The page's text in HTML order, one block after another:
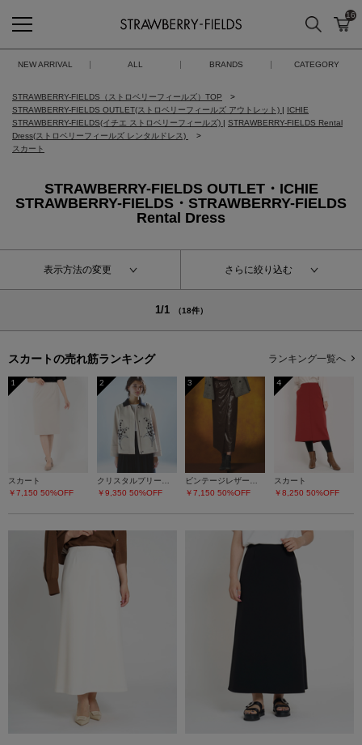
STRAWBERRY-FIELDS
検索 カ
16
NEW ARRIVAL ALL BRANDS CATEGORY
STRAWBERRY-FIELDS（ストロベリーフィールズ）TOP
STRAWBERRY-FIELDS OUTLET(ストロベリーフィールズ アウトレット) | ICHIE
STRAWBERRY-FIELDS(イチエ ストロベリーフィールズ) | STRAWBERRY-FIELDS Rental
Dress(ストロベリーフィールズ レンタルドレス)
スカート
STRAWBERRY-FIELDS OUTLET・ICHIE
STRAWBERRY-FIELDS・STRAWBERRY-FIELDS
Rental Dress
表示方法の変更 さらに絞り込む
1/1 （18件）
スカートの売れ筋ランキング ランキング一覧へ
1
スカート
￥7,150 50%OFF
2
クリスタルプリーツチュールスカート
￥9,350 50%OFF
3
ビンテージレザーライク スカート
￥7,150 50%OFF
4
スカート
￥8,250 50%OFF